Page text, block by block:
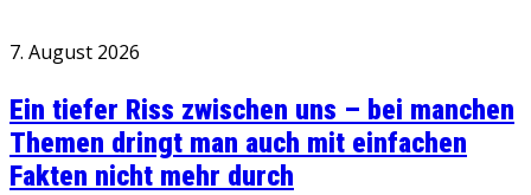
7. August 2026
Ein tiefer Riss zwischen uns – bei manchen
Themen dringt man auch mit einfachen
Fakten nicht mehr durch